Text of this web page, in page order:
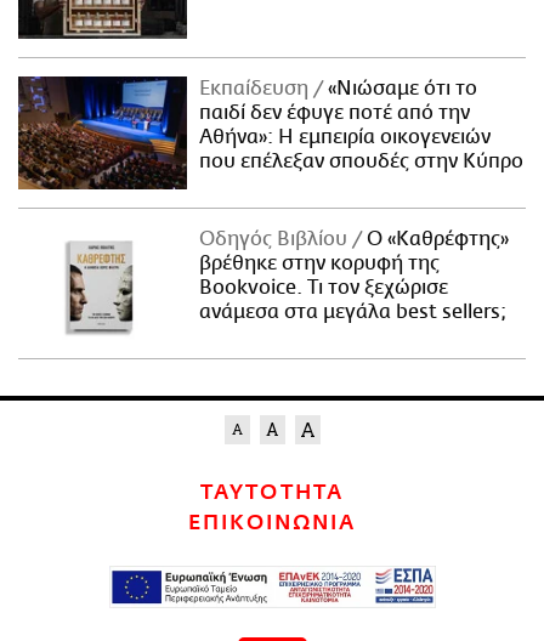
Εκπαίδευση
«Νιώσαμε ότι το
παιδί δεν έφυγε ποτέ από την
Αθήνα»: Η εμπειρία οικογενειών
που επέλεξαν σπουδές στην Κύπρο
Οδηγός Βιβλίου
Ο «Καθρέφτης»
βρέθηκε στην κορυφή της
Bookvoice. Τι τον ξεχώρισε
ανάμεσα στα μεγάλα best sellers;
ΤΑΥΤΟΤΗΤΑ
ΕΠΙΚΟΙΝΩΝΙΑ